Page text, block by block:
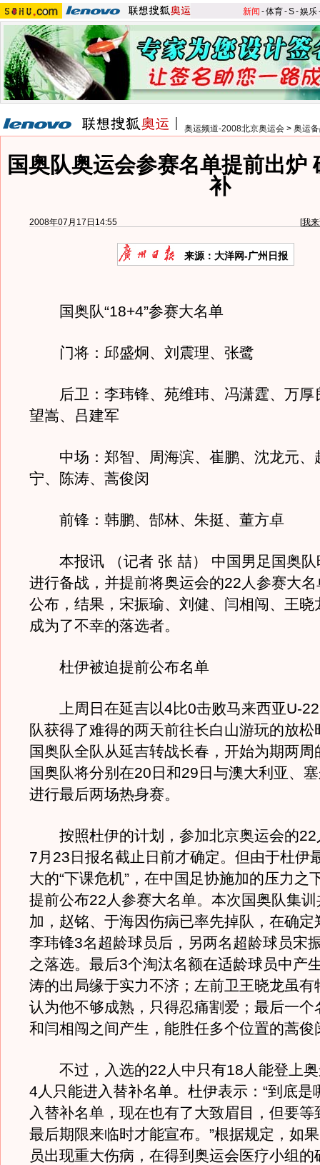
新闻 -体育-S-娱乐
奥运频道-2008北京奥运会 > 奥运
国奥队奥运会参赛名单提前出炉
补
2008年07月17日14:55 [我
来源：大洋网-广州日报
国奥队“18+4”参赛大名单
门将：邱盛炯、刘震理、张鹭
后卫：李玮锋、苑维玮、冯潇霆、万厚
望嵩、吕建军
中场：郑智、周海滨、崔鹏、沈龙元、
宁、陈涛、蒿俊闵
前锋：韩鹏、郜林、朱挺、董方卓
本报讯 （记者 张 喆） 中国男足国奥队
进行备战，并提前将奥运会的22人参赛大
公布，结果，宋振瑜、刘健、闫相闯、王晓
成为了不幸的落选者。
杜伊被迫提前公布名单
上周日在延吉以4比0击败马来西亚U-22
队获得了难得的两天前往长白山游玩的放松
国奥队全队从延吉转战长春，开始为期两周
国奥队将分别在20日和29日与澳大利亚、
进行最后两场热身赛。
按照杜伊的计划，参加北京奥运会的22
7月23日报名截止日前才确定。但由于杜伊
大的“下课危机”，在中国足协施加的压力之
提前公布22人参赛大名单。本次国奥队集
加，赵铭、于海因伤病已率先掉队，在确定
李玮锋3名超龄球员后，另两名超龄球员宋
之落选。最后3个淘汰名额在适龄球员中产
涛的出局缘于实力不济；左前卫王晓龙虽有
认为他不够成熟，只得忍痛割爱；最后一个
和闫相闯之间产生，能胜任多个位置的蒿俊
不过，入选的22人中只有18人能登上奥
4人只能进入替补名单。杜伊表示：“到底是
入替补名单，现在也有了大致眉目，但要
最后期限来临时才能宣布。”根据规定，如
员出现重大伤病，在得到奥运会医疗小组的